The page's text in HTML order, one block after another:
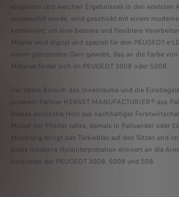
eleganten und weichen Ergebnisses in den edelsten
ausgewählt wurde, wird geschickt mit einem
kombiniert, um eine bessere und flexiblere
Muster wird digital und speziell für den PEUGEOT e-
einem glänzenden Garn gewebt, das an die Farbe
Material findet sich im PEUGEOT 3008 oder 5008.
Der obere Bereich des Innenraums und die
unserem Partner HERVET MANUFACTURIER® aus
Dieses exotische Holz aus nachhaltiger
Möbel der 1960er Jahre, damals in Palisander oder
Maserung bringt das Türkisblau auf den Sitzen und
Diese moderne Holzinterpretation erinnert an die
Versionen der PEUGEOT 3008, 5008 und 508.